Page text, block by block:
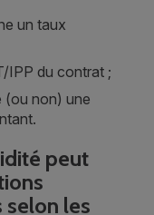
un taux
IPP du contrat ;
(ou non) une
peut
les